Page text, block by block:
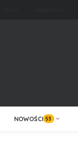
NOWOŚCI 53